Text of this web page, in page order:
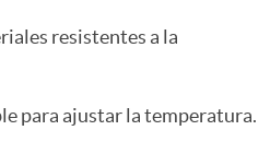
resistentes a la
para ajustar la temperatura.